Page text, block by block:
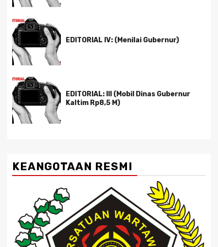
EDITORIAL IV: (Menilai Gubernur)
EDITORIAL: III (Mobil Dinas Gubernur
Kaltim Rp8,5 M)
KEANGOTAAN RESMI